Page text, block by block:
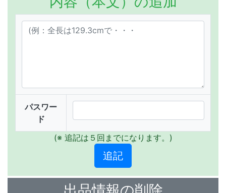
パスワー
ド
(※ 追記は５回までになります。)